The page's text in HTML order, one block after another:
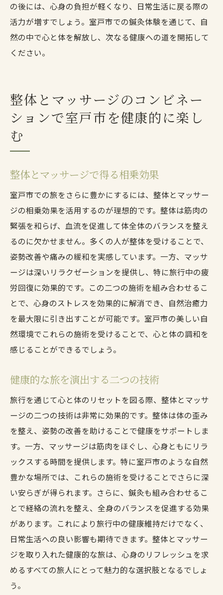
の後には、心身の負担が軽くなり、日常生活に戻る際の
活力が増すでしょう。室戸市での鍼灸体験を通じて、自
然の中で心と体を解放し、次なる健康への道を開拓して
ください。
整体とマッサージのコンビネー
ションで室戸市を健康的に楽し
む
整体とマッサージで得る相乗効果
室戸市での旅をさらに豊かにするには、整体とマッサー
ジの相乗効果を活用するのが理想的です。整体は筋肉の
緊張を和らげ、血流を促進して体全体のバランスを整え
るのに欠かせません。多くの人が整体を受けることで、
姿勢改善や痛みの緩和を実感しています。一方、マッサ
ージは深いリラクゼーションを提供し、特に旅行中の疲
労回復に効果的です。この二つの施術を組み合わせるこ
とで、心身のストレスを効果的に解消でき、自然治癒力
を最大限に引き出すことが可能です。室戸市の美しい自
然環境でこれらの施術を受けることで、心と体の調和を
感じることができるでしょう。
健康的な旅を演出する二つの技術
旅行を通じて心と体のリセットを図る際、整体とマッサ
ージの二つの技術は非常に効果的です。整体は体の歪み
を整え、姿勢の改善を助けることで健康をサポートしま
す。一方、マッサージは筋肉をほぐし、心身ともにリラ
ックスする時間を提供します。特に室戸市のような自然
豊かな場所では、これらの施術を受けることでさらに深
い安らぎが得られます。さらに、鍼灸も組み合わせるこ
とで経絡の流れを整え、全身のバランスを促進する効果
があります。これにより旅行中の健康維持だけでなく、
日常生活への良い影響も期待できます。整体とマッサー
ジを取り入れた健康的な旅は、心身のリフレッシュを求
めるすべての旅人にとって魅力的な選択肢となるでしょ
う。